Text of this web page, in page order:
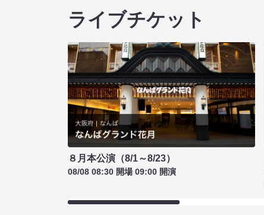
ライブチケット
８月本公演（8/1～8/23）
08/08 08:30 開場 09:00 開演